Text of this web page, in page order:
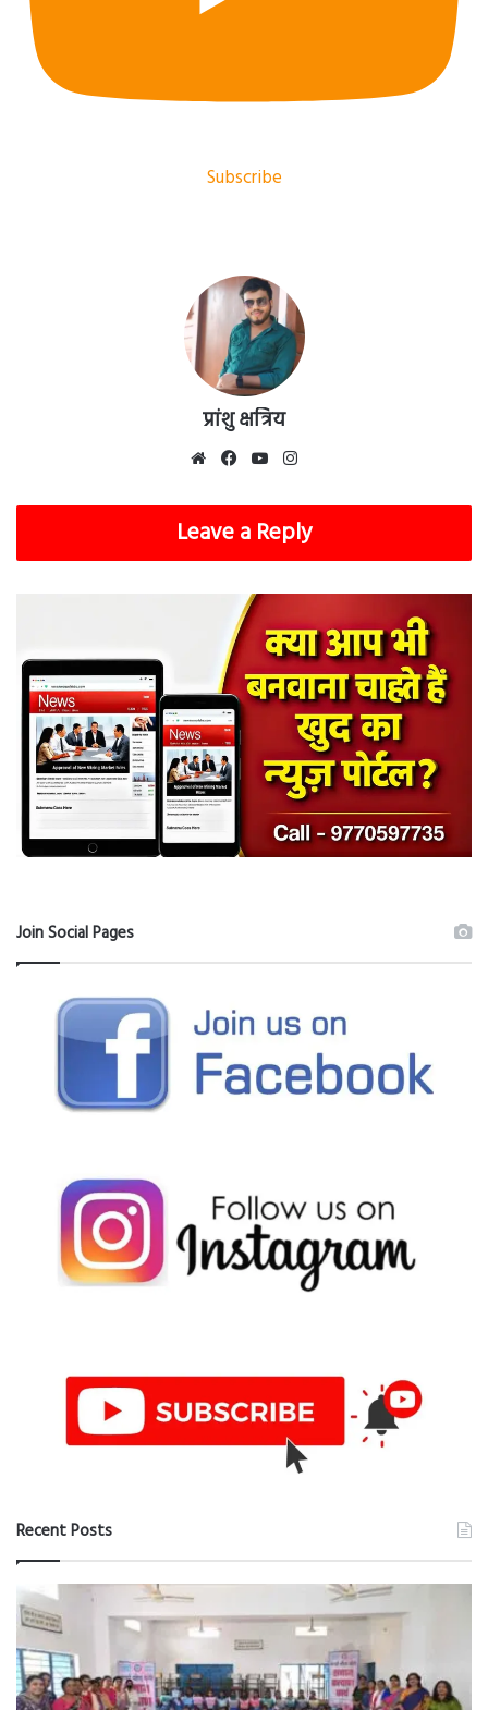
Subscribe
प्रांशु क्षत्रिय
WebsiteFacebookYouTube
Leave a Reply
Join Social Pages
Recent Posts